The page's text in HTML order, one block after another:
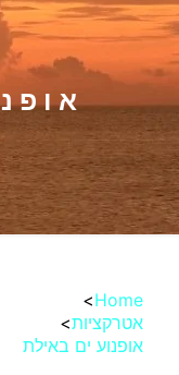
Home
>
אטרקציות>
אופנוע ים באילת